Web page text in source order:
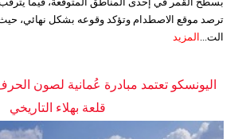
ترصد موقع الاصطدام وتؤكد وقوعه بشكل نهائي،
الت... المزيد
اليونسكو تعتمد مبادرة عُمانية لصون
قلعة بهلاء التاريخي